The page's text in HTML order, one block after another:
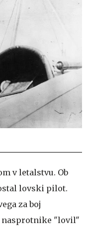
v letalstvu. Ob
lovski pilot.
za boj
nasprotnike "lovil"